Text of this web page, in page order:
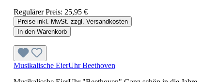
Regulärer Preis: 25,95 €
Preise inkl. MwSt. zzgl. Versandkosten
In den Warenkorb
Musikalische EierUhr Beethoven